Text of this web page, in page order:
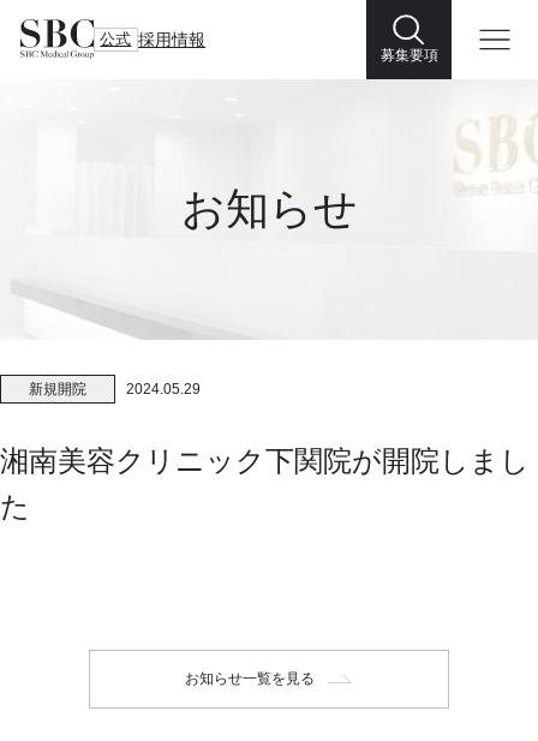
公式 採用情報
募集要項
お知らせ
新規開院 2024.05.29
湘南美容クリニック下関院が開院しまし
た
お知らせ一覧を見る